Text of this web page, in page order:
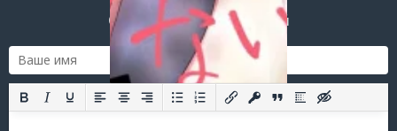
Оставить комментарий